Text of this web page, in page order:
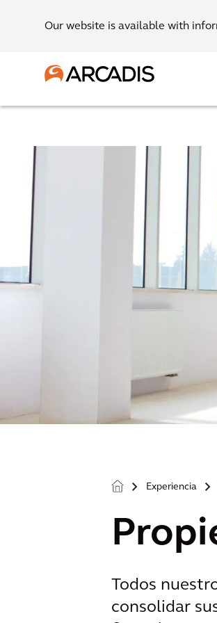
Our website is available with
> Experiencia >
Todos
consolidar